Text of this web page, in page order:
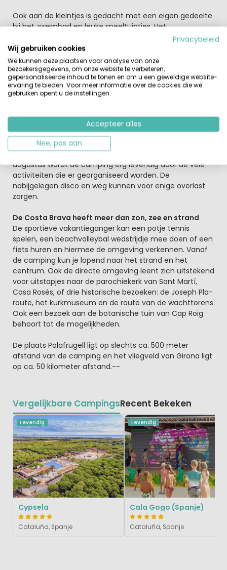
Ook aan de kleintjes is gedacht met een eigen gedeelte
bij het zwembad en leuke speeltuintjes. Het
animatieteam verzorgt leuke activiteiten voor jong en
oud! In de miniclub en de juniorclub kunnen de kinderen
overdag terecht om spelletjes te doen of leuke
knutselwerkjes te maken. Vaak staat er ook een
luchtkussen en er is een leuke speeltuin waar ze in
kunnen spelen. ’s Avonds wordt er regelmatig karaoke
georganiseerd of is er live-muziek of een leuke
’s Avonds trekt hetrestaurantsmulpapen van alle
leeftijden en vermaken de kinderen zich prima in de
speelhal of in de kinderclub. Tijdens de maanden juli en
augustus wordt de camping erg levendig door de vele
activiteiten die er georganiseerd worden. De
nabijgelegen disco en weg kunnen voor enige overlast
zorgen.
De Costa Brava heeft meer dan zon, zee en strand
De sportieve vakantieganger kan een potje tennis
spelen, een beachvolleybal wedstrijdje mee doen of een
fiets huren en hiermee de omgeving verkennen. Vanaf
de camping kun je lopend naar het strand en het
centrum. Ook de directe omgeving leent zich uitstekend
voor uitstapjes naar de parochiekerk van Sant Martí,
Casa Rosés, of drie historische bezoeken: de Joseph Pla-
route, het kurkmuseum en de route van de wachttorens.
Ook een bezoek aan de botanische tuin van Cap Roig
behoort tot de mogelijkheden.
De plaats Palafrugell ligt op slechts ca. 500 meter
afstand van de camping en het vliegveld van Girona ligt
op ca. 50 kilometer afstand.--
Vergelijkbare CampingsRecent Bekeken
Levendig
Cypsela
Cataluña, Spanje
Levendig
Cala Gogo (Spanje)
Cataluña, Spanje
Privacybeleid
Wij gebruiken cookies
We kunnen deze plaatsen voor analyse van onze
bezoekersgegevens, om onze website te verbeteren,
gepersonaliseerde inhoud te tonen en om u een geweldige website-
ervaring te bieden. Voor meer informatie over de cookies die we
gebruiken opent u de instellingen.
Accepteer alles
Nee, pas aan